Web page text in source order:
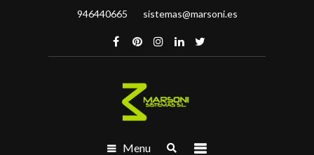
946440665 sistemas@marsoni.es
Menu